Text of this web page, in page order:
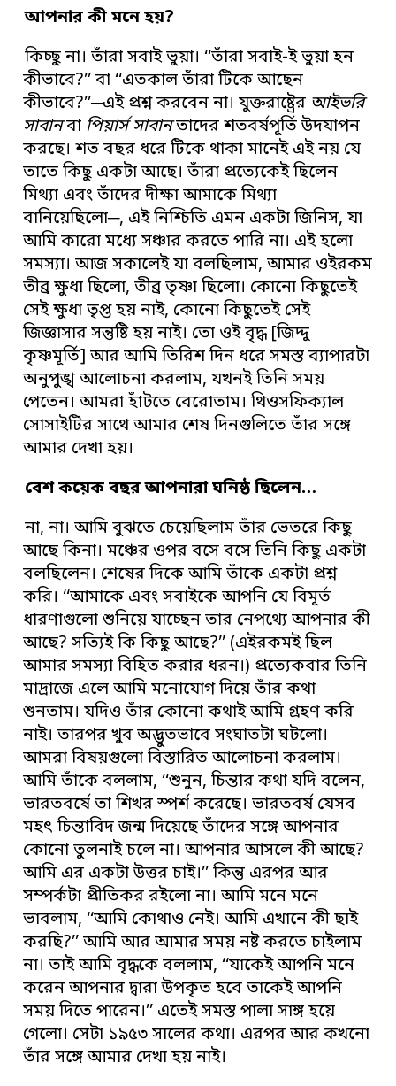
আপনার কী মনে হয়?
কিচ্ছু না। তাঁরা সবাই ভুয়া। ‘‘তাঁরা সবাই-ই ভুয়া হন
কীভাবে?’’ বা ‘‘এতকাল তাঁরা টিকে আছেন
কীভাবে?’’─এই প্রশ্ন করবেন না। যুক্তরাষ্ট্রের আইভরি
সাবানবা পিয়ার্স সাবানতাদের শতবর্ষপূর্তি উদযাপন
করছে। শত বছর ধরে টিকে থাকা মানেই এই নয় যে
তাতে কিছু একটা আছে। তাঁরা প্রত্যেকেই ছিলেন
মিথ্যা এবং তাঁদের দীক্ষা আমাকে মিথ্যা
বানিয়েছিলো─, এই নিশ্চিতি এমন একটা জিনিস, যা
আমি কারো মধ্যে সঞ্চার করতে পারি না। এই হলো
সমস্যা। আজ সকালেই যা বলছিলাম, আমার ওইরকম
তীব্র ক্ষুধা ছিলো, তীব্র তৃষ্ণা ছিলো। কোনো কিছুতেই
সেই ক্ষুধা তৃপ্ত হয় নাই, কোনো কিছুতেই সেই
জিজ্ঞাসার সন্তুষ্টি হয় নাই। তো ওই বৃদ্ধ [জিদ্দু
কৃষ্ণমূর্তি] আর আমি তিরিশ দিন ধরে সমস্ত ব্যাপারটা
অনুপুঙ্খ আলোচনা করলাম, যখনই তিনি সময়
পেতেন। আমরা হাঁটতে বেরোতাম। থিওসফিক্যাল
সোসাইটির সাথে আমার শেষ দিনগুলিতে তাঁর সঙ্গে
আমার দেখা হয়।
বেশ কয়েক বছর আপনারা ঘনিষ্ঠ ছিলেন…
না, না। আমি বুঝতে চেয়েছিলাম তাঁর ভেতরে কিছু
আছে কিনা। মঞ্চের ওপর বসে বসে তিনি কিছু একটা
বলছিলেন। শেষের দিকে আমি তাঁকে একটা প্রশ্ন
করি। ‘‘আমাকে এবং সবাইকে আপনি যে বিমূর্ত
ধারণাগুলো শুনিয়ে যাচ্ছেন তার নেপথ্যে আপনার কী
আছে? সত্যিই কি কিছু আছে?’’ (এইরকমই ছিল
আমার সমস্যা বিহিত করার ধরন।) প্রত্যেকবার তিনি
মাদ্রাজে এলে আমি মনোযোগ দিয়ে তাঁর কথা
শুনতাম। যদিও তাঁর কোনো কথাই আমি গ্রহণ করি
নাই। তারপর খুব অদ্ভুতভাবে সংঘাতটা ঘটলো।
আমরা বিষয়গুলো বিস্তারিত আলোচনা করলাম।
আমি তাঁকে বললাম, ‘‘শুনুন, চিন্তার কথা যদি বলেন,
ভারতবর্ষে তা শিখর স্পর্শ করেছে। ভারতবর্ষ যেসব
মহৎ চিন্তাবিদ জন্ম দিয়েছে তাঁদের সঙ্গে আপনার
কোনো তুলনাই চলে না। আপনার আসলে কী আছে?
আমি এর একটা উত্তর চাই।’’ কিন্তু এরপর আর
সম্পর্কটা প্রীতিকর রইলো না। আমি মনে মনে
ভাবলাম, ‘‘আমি কোথাও নেই। আমি এখানে কী ছাই
করছি?’’ আমি আর আমার সময় নষ্ট করতে চাইলাম
না। তাই আমি বৃদ্ধকে বললাম, ‘‘যাকেই আপনি মনে
করেন আপনার দ্বারা উপকৃত হবে তাকেই আপনি
সময় দিতে পারেন।’’ এতেই সমস্ত পালা সাঙ্গ হয়ে
গেলো। সেটা ১৯৫৩ সালের কথা। এরপর আর কখনো
তাঁর সঙ্গে আমার দেখা হয় নাই।